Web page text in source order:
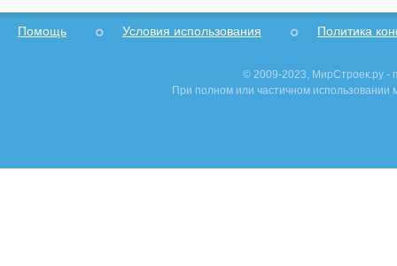
Помощь Условия использования Политика
© 2009-2023, МирСтроек.ру -
При полном или частичном использовании